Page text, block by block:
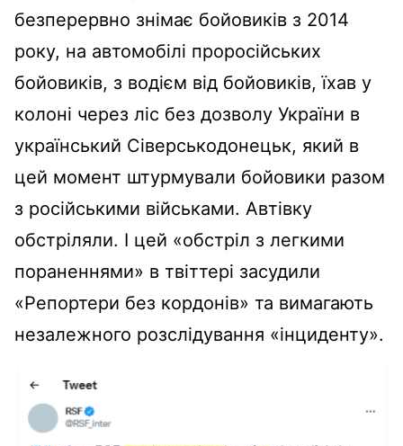
безперервно знімає бойовиків з 2014
року, на автомобілі проросійських
бойовиків, з водієм від бойовиків, їхав у
колоні через ліс без дозволу України в
український Сіверськодонецьк, який в
цей момент штурмували бойовики разом
з російськими військами. Автівку
обстріляли. І цей «обстріл з легкими
пораненнями» в твіттері засудили
«Репортери без кордонів» та вимагають
незалежного розслідування «інциденту».